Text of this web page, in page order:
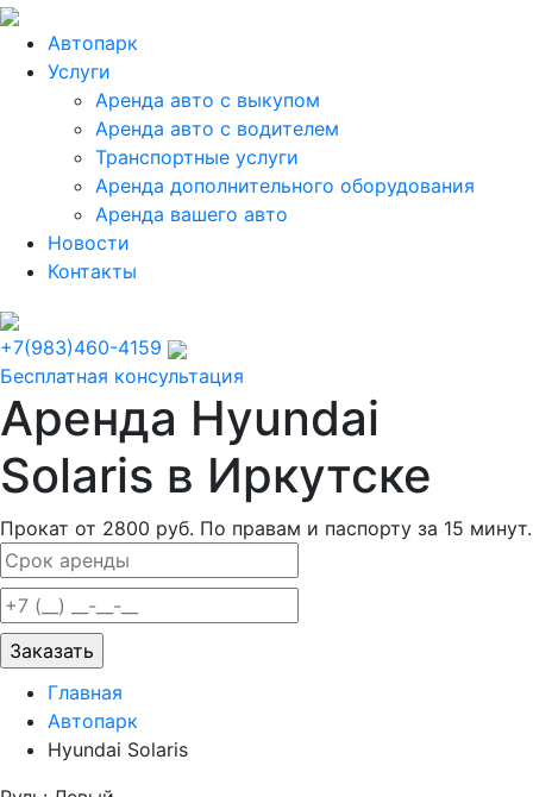
Автопарк
Услуги
Аренда авто с выкупом
Аренда авто с водителем
Транспортные услуги
Аренда дополнительного оборудования
Аренда вашего авто
Новости
Контакты
+7(983)460-4159
Бесплатная консультация
Аренда Hyundai
Solaris в Иркутске
Прокат от 2800 руб. По правам и паспорту за 15 минут.
Главная
Автопарк
Hyundai Solaris